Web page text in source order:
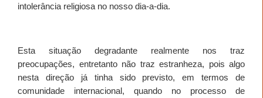
intolerância religiosa no nosso dia-a-dia.
Esta situação degradante realmente nos traz
preocupações, entretanto não traz estranheza, pois algo
nesta direção já tinha sido previsto, em termos de
comunidade internacional, quando no processo de